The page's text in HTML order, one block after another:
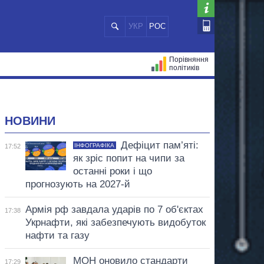
УКР РОС
Порівняння
політиків
НОВИНИ
17:52 ІНФОГРАФІКА
Дефіцит пам’яті:
як зріс попит на чипи за
останні роки і що
прогнозують на 2027-й
17:38
Армія рф завдала ударів по 7 об'єктах
Укрнафти, які забезпечують видобуток
нафти та газу
17:29
МОН оновило стандарти